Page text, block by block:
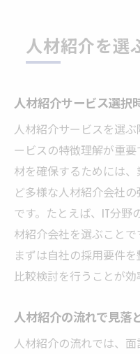
人材紹介を選
人材紹介サービス選択
人材紹介サービスを選
ービスの特徴理解が重
材を確保するためには
ど多様な人材紹介会社
です。たとえば、IT分野
材紹介会社を選ぶことで
まずは自社の採用要件
比較検討を行うことが効
人材紹介の流れで見落
人材紹介の流れでは、